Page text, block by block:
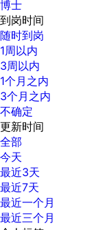
博士
到岗时间
随时到岗
1周以内
3周以内
1个月之内
3个月之内
不确定
更新时间
全部
今天
最近3天
最近7天
最近一个月
最近三个月